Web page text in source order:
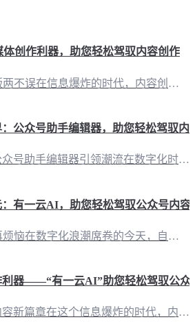
创作利器，助您轻松驾驭内容创作
一、AI赋能，写作排版两不误在信息爆炸的时代，内容创作已成为自媒体运营的关键。而“有一云AI”作为一款创新型AI智能写作+排版软件，正是为了解决这一痛点而生。它不仅能够帮助自媒体创作者实现写作的自动化，还能提供丰富的排版功能，让您的文章更具吸引力。 二、排版风格多样，打造个性化内容“有一云AI”在内容排版方面独具匠心，提供包含标题、内容、图文、分隔、引导五大类数千款装修皮肤可供使用。无论是简约大
公众号助手编辑器，助您轻松驾驭内
一、革新内容创作，公众号助手编辑器引领潮流在数字化时代，内容创作的重要性不言而喻。而公众号助手编辑器，作为一款创新型AI智能写作+排版软件，正以前沿的AI技术服务，为自媒体创作者们开启了一扇通往高效内容创作的大门。 二、排版之美，千款皮肤任您挑选公众号助手编辑器在内容排版方面独具匠心，提供了包含标题、内容、图文、分隔、引导五大类数千款装修皮肤。无论是简约大气，还是个性鲜明，都能在这里找到您的风格
有一云AI，助您轻松驾驭公众号内容
一、AI赋能，创作不再烦恼在数字化浪潮席卷的今天，自媒体创作者面临着日益激烈的竞争。如何在这个信息爆炸的时代脱颖而出，成为每一个自媒体人的必修课。有一云AI，作为一款创新型AI智能写作+排版软件，应运而生，为自媒体创作者提供前沿的AI技术服务。 二、排版随心，风格多样在内容排版方面，有一云AI以其丰富的模板库著称。包含标题、内容、图文、分隔、引导等五大类数千款装修皮肤，满足各类自媒体创作者的个性
利器——“有一云AI”助您轻松驾驭公众
一、智能创作，开启内容新篇章在这个信息爆炸的时代，内容创作成为了公众号运营的核心竞争力。而“有一云AI”的出现，无疑为自媒体创作者带来了一场革命。这款创新型AI智能写作+排版软件，以其卓越的AI技术服务，将大部分创作需求AI自动化，让内容创作变得更加轻松高效。 二、千款装修皮肤，打造个性化排版“有一云AI”在内容排版方面，提供了包含标题、内容、图文、分隔、引导五大类数千款装修皮肤，满足不同风格的